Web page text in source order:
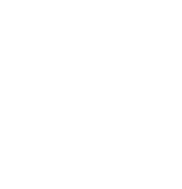
kakvu svijet tek otkriva